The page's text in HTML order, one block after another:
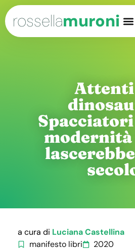
rossellamuroni
modernità
a cura di Luciana Castellina
manifesto libri
2020